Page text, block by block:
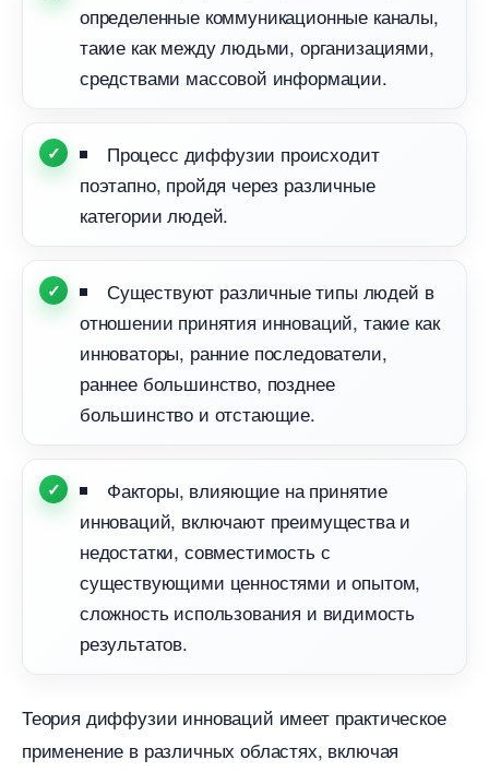
определенные коммуникационные каналы,
такие как между людьми, организациями,
средствами массовой информации.​
Процесс диффузии происходит
поэтапно, пройдя через различные
категории людей.​
Существуют различные типы людей
отношении принятия инноваций, такие как
инноваторы, ранние последователи,
раннее большинство, позднее
ольшинство и отстающие.
Факторы, влияющие на принятие
инноваций, включают преимущества и
недостатки, совместимость с
существующими ценностями и опытом,
сложность использования и видимость
результатов.​
Теория диффузии инноваций имеет практическое
применение в различных областях, включая